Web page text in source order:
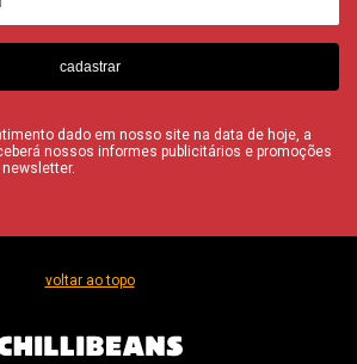
cadastrar
dado em nosso site na data de hoje, a
nossos informes publicitários e promoções
voltar ao topo